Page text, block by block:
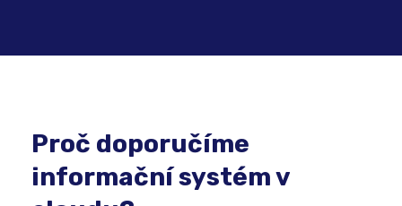
Proč doporučíme
informační systém v